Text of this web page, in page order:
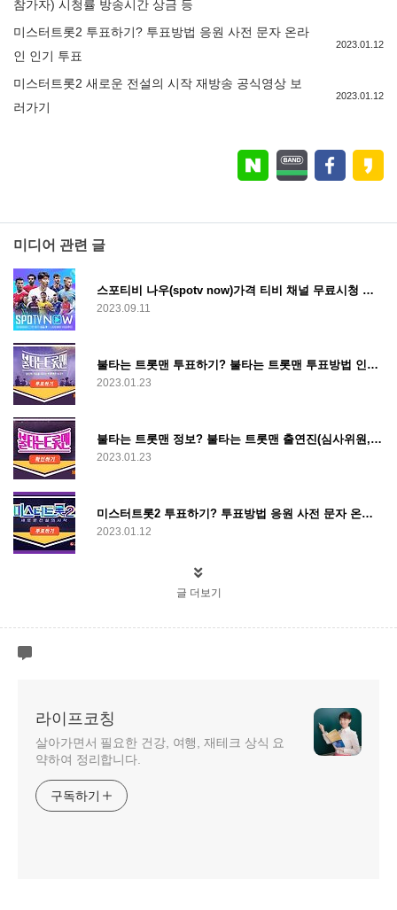
참가자) 시청률 방송시간 상금 등
미스터트롯2 투표하기? 투표방법 응원 사전 문자 온라
인 인기 투표
2023.01.12
미스터트롯2 새로운 전설의 시작 재방송 공식영상 보
러가기
2023.01.12
미디어 관련 글
스포티비 나우(spotv now)가격 티비 채널 무료시청 편성표 한눈에 보기
2023.09.11
불타는 트롯맨 투표하기? 불타는 트롯맨 투표방법 인기 응원 투표 순위 결과 보기
2023.01.23
불타는 트롯맨 정보? 불타는 트롯맨 출연진(심사위원, 참가자) 시청률 방송시간 상금 등
2023.01.23
미스터트롯2 투표하기? 투표방법 응원 사전 문자 온라인 인기 투표
2023.01.12
글 더보기
라이프코칭
살아가면서 필요한 건강, 여행, 재테크 상식 요
약하여 정리합니다.
구독하기